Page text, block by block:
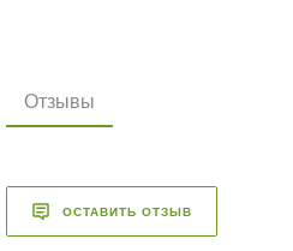
Отзывы
ОСТАВИТЬ ОТЗЫВ